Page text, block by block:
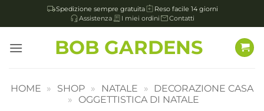
Spedizione sempre gratuita
Reso facile 14 giorni
Assistenza
I miei ordini Contatti
BOB GARDENS
HOME » SHOP » NATALE » DECORAZIONE CASA
»
OGGETTISTICA DI NATALE